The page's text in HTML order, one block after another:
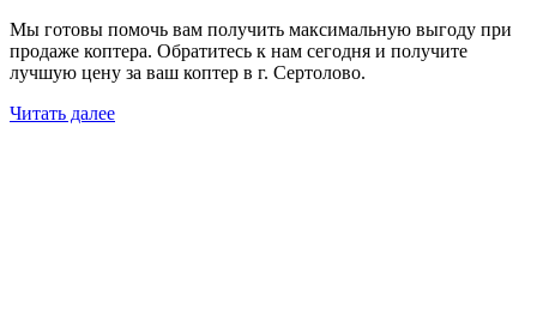
Мы готовы помочь вам получить максимальную выгоду при
продаже коптера. Обратитесь к нам сегодня и получите
лучшую цену за ваш коптер в г. Сертолово.
Читать далее